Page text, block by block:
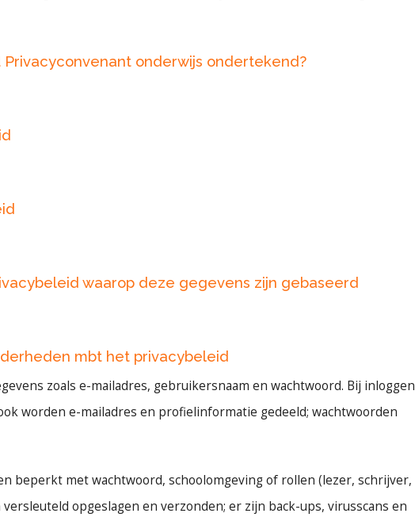
onderwijs ondertekend?
waarop deze gegevens zijn gebaseerd
mbt het privacybeleid
zoals e-mailadres, gebruikersnaam en wachtwoord. Bij inloggen
worden e-mailadres en profielinformatie gedeeld; wachtwoorden
beperkt met wachtwoord, schoolomgeving of rollen (lezer, schrijver,
opgeslagen en verzonden; er zijn back-ups, virusscans en